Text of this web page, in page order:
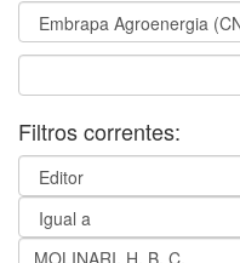
Filtros correntes: